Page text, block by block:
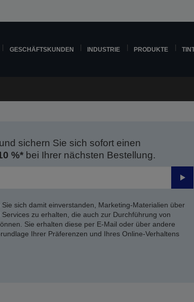
GESCHÄFTSKUNDEN INDUSTRIE PRODUKTE
sichern Sie sich sofort einen
%*bei Ihrer nächsten Bestellung.
sich damit einverstanden, Marketing-Materialien über
zu erhalten, die auch zur Durchführung von
Sie erhalten diese per E-Mail oder über andere
Ihrer Präferenzen und Ihres Online-Verhaltens